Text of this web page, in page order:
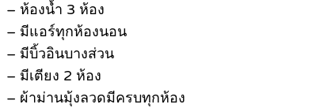
– ห้องน้ำ 3 ห้อง
– มีแอร์ทุกห้องนอน
– มีบิ้วอินบางส่วน
– มีเตียง 2 ห้อง
– ผ้าม่านมุ้งลวดมีครบทุกห้อง